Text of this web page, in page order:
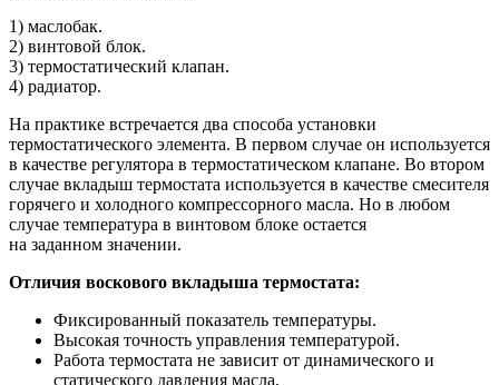
1) маслобак.
2) винтовой блок.
3) термостатический клапан.
4) радиатор.
На практике встречается два способа установки
термостатического элемента. В первом случае он используется
в качестве регулятора в термостатическом клапане. Во втором
случае вкладыш термостата используется в качестве смесителя
горячего и холодного компрессорного масла. Но в любом
случае температура в винтовом блоке остается
на заданном значении.
Отличия воскового вкладыша термостата:
Фиксированный показатель температуры.
Высокая точность управления температурой.
Работа термостата не зависит от динамического и
статического давления масла.